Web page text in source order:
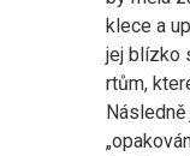
klece a
jej blízko
rtům,